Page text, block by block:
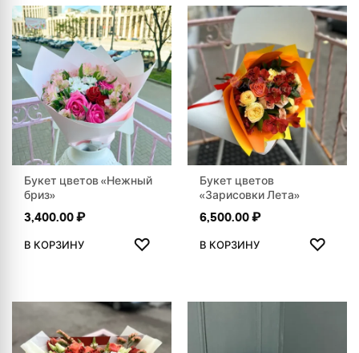
Букет цветов «Нежный
бриз»
3,400.00₽
В КОРЗИНУ ♡
ДОБАВИТЬ В ИЗБРАННОЕ
Букет цветов
«Зарисовки Лета»
6,500.00₽
В КОРЗИНУ ♡